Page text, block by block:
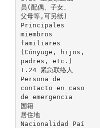
员(配偶、子女、
父母等,可另纸)
Principales
miembros
familiares
(Cónyuge, hijos,
padres, etc.)
1.24 紧急联络人
Persona de
contacto en caso
de emergencia
国籍
居住地
Nacionalidad Paí